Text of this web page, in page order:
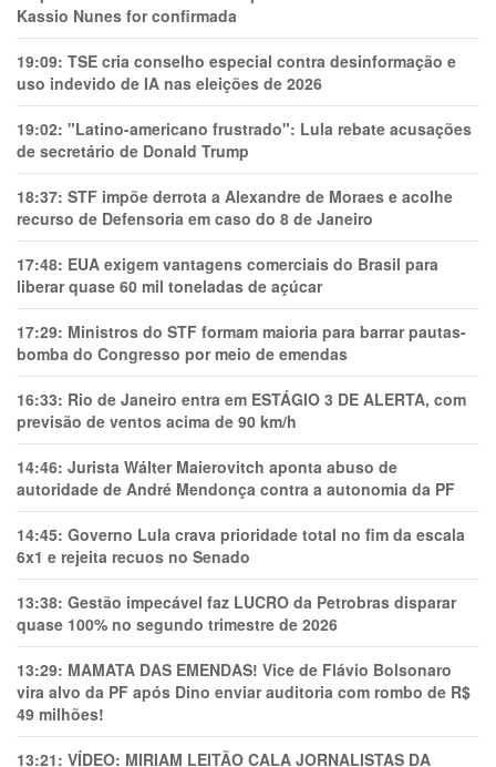
Kassio Nunes for confirmada
19:09: TSE cria conselho especial contra desinformação e
uso indevido de IA nas eleições de 2026
19:02: "Latino-americano frustrado": Lula rebate acusações
de secretário de Donald Trump
18:37: STF impõe derrota a Alexandre de Moraes e acolhe
recurso de Defensoria em caso do 8 de Janeiro
17:48: EUA exigem vantagens comerciais do Brasil para
liberar quase 60 mil toneladas de açúcar
17:29: Ministros do STF formam maioria para barrar pautas-
bomba do Congresso por meio de emendas
16:33: Rio de Janeiro entra em ESTÁGIO 3 DE ALERTA, com
previsão de ventos acima de 90 km/h
14:46: Jurista Wálter Maierovitch aponta abuso de
autoridade de André Mendonça contra a autonomia da PF
14:45: Governo Lula crava prioridade total no fim da escala
6x1 e rejeita recuos no Senado
13:38: Gestão impecável faz LUCRO da Petrobras disparar
quase 100% no segundo trimestre de 2026
13:29: MAMATA DAS EMENDAS! Vice de Flávio Bolsonaro
vira alvo da PF após Dino enviar auditoria com rombo de R$
49 milhões!
13:21: VÍDEO: MIRIAM LEITÃO CALA JORNALISTAS DA